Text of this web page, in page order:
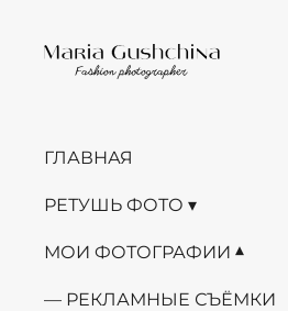
ГЛАВНАЯ
РЕТУШЬ ФОТО
МОИ ФОТОГРАФИИ
РЕКЛАМНЫЕ СЪЁМКИ